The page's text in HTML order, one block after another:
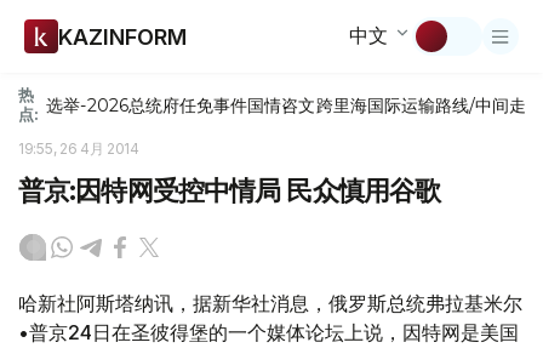
KAZINFORM 中文
热
点: 选举-2026总统府任免事件国情咨文跨里海国际运输路线/中间走廊
19:55, 26 4月 2014
普京:因特网受控中情局 民众慎用谷歌
哈新社阿斯塔纳讯，据新华社消息，俄罗斯总统弗拉基米尔
•普京24日在圣彼得堡的一个媒体论坛上说，因特网是美国